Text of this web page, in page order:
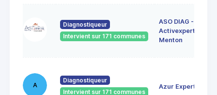
Diagnostiqueur
Intervient sur 171 communes
ASO DIAG -
Activexpertise
Menton
A
Diagnostiqueur
Intervient sur 171 communes
Azur Expertise